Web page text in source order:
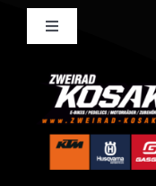
Toggle
Mein Konto
Kasse